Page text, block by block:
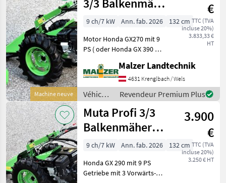
Reform
Machine neuve
3/3 Balkenmäher
Motormäher
€
TTC (TVA
incluse 20%)
3.833,33 €
HT
9 ch/7 kW Ann. fab. 2026
132 cm
Motor Honda GX270 mit 9
PS ( oder Honda GX 390 mit
Vorwärts- und 3
Retourgängen Lenkbremse
mit Differentialsperre
Lenkholm 180 ° drehbar, hö
Malzer Landtechnik
4631 Krenglbach / Wels
Véhicules
agricoles
à
moteur /
Muta
Revendeur Premium Plus
Muta Profi 3/3
Balkenmäher
Motormäher
3.900
€
TTC (TVA
incluse 20%)
3.250 € HT
9 ch/7 kW Ann. fab. 2026
132 cm
Honda GX 290 mit 9 PS
Getriebe mit 3 Vorwärts-